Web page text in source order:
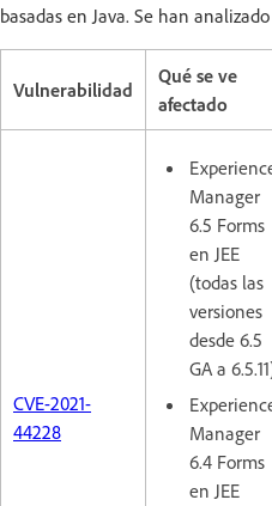
basadas en Java. Se han
Vulnerabilidad
Qué se ve
afectado
CVE-2021-
44228
Manager
6.5 Forms
en JEE
(todas las
versiones
desde 6.5
GA a
Manager
6.4 Forms
en JEE